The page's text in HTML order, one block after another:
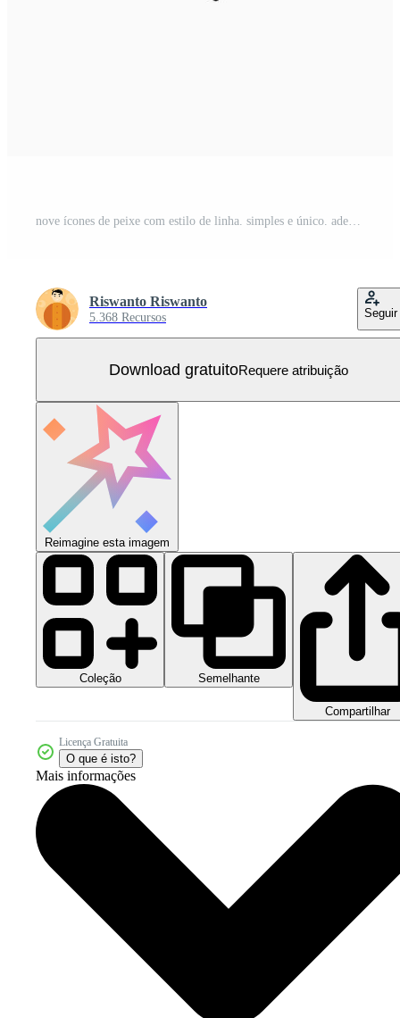
nove ícones de peixe com estilo de linha. simples e único. adequado para logotipos, ícones, símbolos e sinais. como um logotipo de comida ou restaurante Vetor Grátis
Riswanto Riswanto
5.368 Recursos Seguir
Download gratuitoRequere atribuição
Reimagine esta imagem
Coleção Semelhante
Compartilhar
Licença Gratuita
O que é isto?
Mais informações